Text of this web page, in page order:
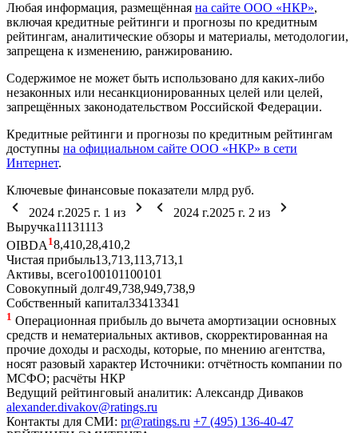
Любая информация, размещённая на сайте ООО «НКР»,
включая кредитные рейтинги и прогнозы по кредитным
рейтингам, аналитические обзоры и материалы, методологии,
запрещена к изменению, ранжированию.
Содержимое не может быть использовано для каких-либо
незаконных или несанкционированных целей или целей,
запрещённых законодательством Российской Федерации.
Кредитные рейтинги и прогнозы по кредитным рейтингам
доступны на официальном сайте ООО «НКР» в сети
Интернет.
Ключевые финансовые показатели млрд руб.
2024 г.2025 г. 1 из 2024 г.2025 г. 2 из
Выручка11131113
OIBDA 18,410,28,410,2
Чистая прибыль13,713,113,713,1
Активы, всего100101100101
Совокупный долг49,738,949,738,9
Собственный капитал33413341
1 Операционная прибыль до вычета амортизации основных
средств и нематериальных активов, скорректированная на
прочие доходы и расходы, которые, по мнению агентства,
носят разовый характер Источники: отчётность компании по
МСФО; расчёты НКР
Ведущий рейтинговый аналитик: Александр Диваков
alexander.divakov@ratings.ru
Контакты для СМИ: pr@ratings.ru +7 (495) 136-40-47